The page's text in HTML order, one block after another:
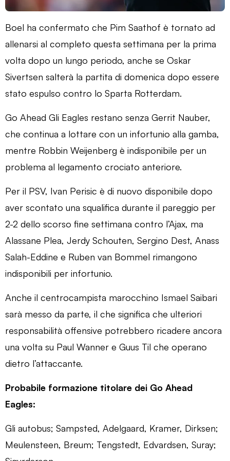
Boel ha confermato che Pim Saathof è tornato ad
allenarsi al completo questa settimana per la prima
volta dopo un lungo periodo, anche se Oskar
Sivertsen salterà la partita di domenica dopo essere
stato espulso contro lo Sparta Rotterdam.
Go Ahead Gli Eagles restano senza Gerrit Nauber,
che continua a lottare con un infortunio alla gamba,
mentre Robbin Weijenberg è indisponibile per un
problema al legamento crociato anteriore.
Per il PSV, Ivan Perisic è di nuovo disponibile dopo
aver scontato una squalifica durante il pareggio per
2-2 dello scorso fine settimana contro l’Ajax, ma
Alassane Plea, Jerdy Schouten, Sergino Dest, Anass
Salah-Eddine e Ruben van Bommel rimangono
indisponibili per infortunio.
Anche il centrocampista marocchino Ismael Saibari
sarà messo da parte, il che significa che ulteriori
responsabilità offensive potrebbero ricadere ancora
una volta su Paul Wanner e Guus Til che operano
dietro l’attaccante.
Probabile formazione titolare dei Go Ahead
Eagles:
Gli autobus; Sampsted, Adelgaard, Kramer, Dirksen;
Meulensteen, Breum; Tengstedt, Edvardsen, Suray;